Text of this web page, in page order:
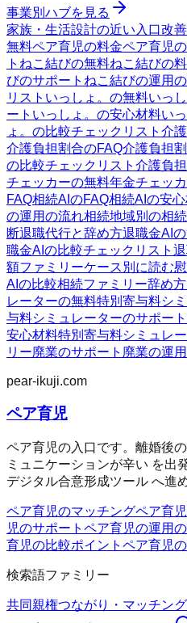
事業別ハブを見る
家族・生活設計の近い入口改
無料ペア育児の料金ペア育児
ト ねこ結びの無料ねこ結びの
びのサポート ねこ結びの運用
リスト いっしょ。の無料いっ
ート いっしょ。の安心材料い
ょ。の比較チェックリスト 介
介護負担割合のFAQ介護負担
の比較チェックリスト 介護負
チェッカーの無料年金チェッ
FAQ相続AIのFAQ相続AIの安
の運用の流れ相続地域別の相続
断退職代行と辞め方退職金AI
職金AIの比較チェックリスト
額ファミリーケース別に読む
AIの比較相続ファミリー辞め
レーターの無料特別寄与料シ
与料シミュレーターのサポート
安心材料特別寄与料シミュレ
リー廃業のサポート 廃業の運
pear-ikuji.com
ペア育児
ペア育児の入口です。離婚後
ミュニケーションが辛い を出
デジタル合意形成ツール へ進
ペア育児のマッチングペア育
児のサポート ペア育児の運用
育児の比較ポイント ペア育児
検索語ファミリー
共同親権つながり・マッチング